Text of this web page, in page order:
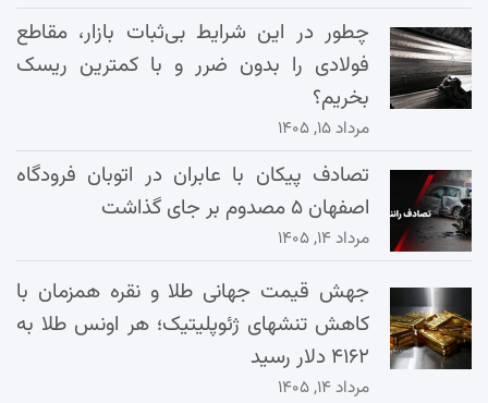
چطور در این شرایط بی‌ثبات بازار، مقاطع
فولادی را بدون ضرر و با کمترین ریسک
بخریم؟
مرداد ۱۵, ۱۴۰۵
تصادف پیکان با عابران در اتوبان فرودگاه
اصفهان ۵ مصدوم بر جای گذاشت
مرداد ۱۴, ۱۴۰۵
جهش قیمت جهانی طلا و نقره همزمان با
کاهش تنشهای ژئوپلیتیک؛ هر اونس طلا به
۴۱۶۲ دلار رسید
مرداد ۱۴, ۱۴۰۵